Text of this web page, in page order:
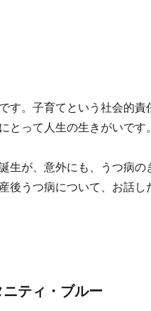
す。子育てという社会的責
とって人生の生きがいです。
生が、意外にも、うつ病の
後うつ病について、お話し
ティ・ブルー